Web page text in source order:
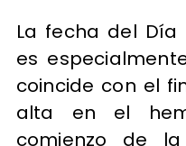
La fecha del Día
es
coincide con el
alta en el
comienzo de